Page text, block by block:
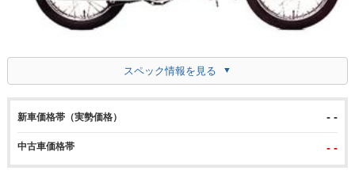
スペック情報を見る
新車価格帯（実勢価格） - -
中古車価格帯 - -